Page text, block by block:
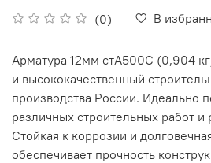
(0) В
Арматура 12мм стА500С (0,904
и высококачественный
производства России. Идеально
различных строительных работ
Стойкая к коррозии и
обеспечивает прочность